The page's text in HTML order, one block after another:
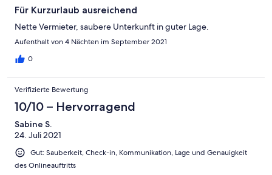
Für Kurzurlaub ausreichend
Nette Vermieter, saubere Unterkunft in guter Lage.
Aufenthalt von 4 Nächten im September 2021
0
Verifizierte Bewertung
10/10 – Hervorragend
Sabine S.
24. Juli 2021
Gut: Sauberkeit, Check-in, Kommunikation, Lage und Genauigkeit
des Onlineauftritts